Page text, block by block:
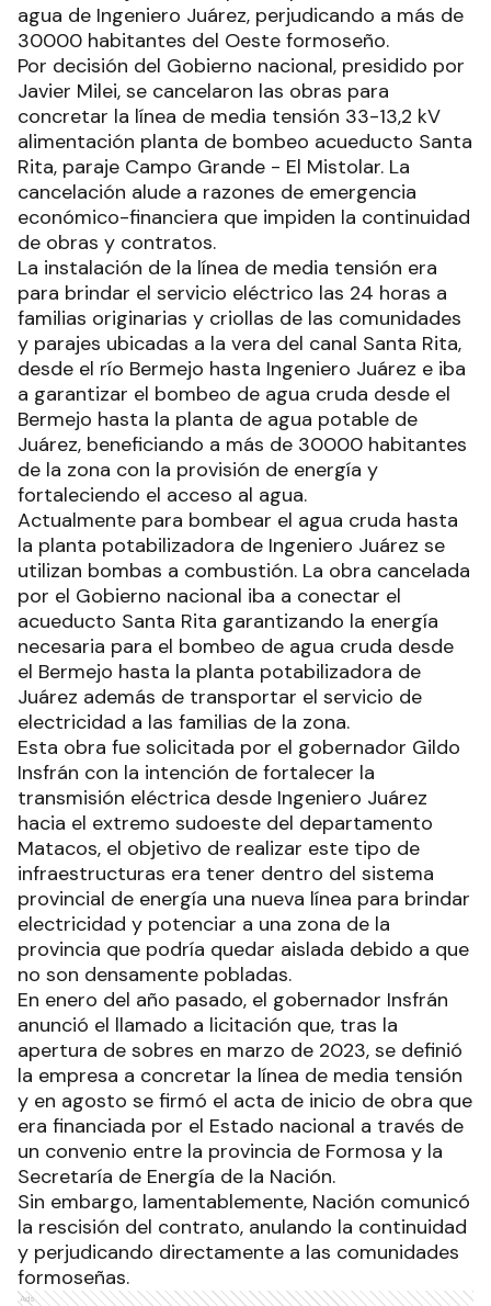
agua de Ingeniero Juárez, perjudicando a más de
30000 habitantes del Oeste formoseño.
Por decisión del Gobierno nacional, presidido por
Javier Milei, se cancelaron las obras para
concretar la línea de media tensión 33-13,2 kV
alimentación planta de bombeo acueducto Santa
Rita, paraje Campo Grande - El Mistolar. La
cancelación alude a razones de emergencia
económico-financiera que impiden la continuidad
de obras y contratos.
La instalación de la línea de media tensión era
para brindar el servicio eléctrico las 24 horas a
familias originarias y criollas de las comunidades
y parajes ubicadas a la vera del canal Santa Rita,
desde el río Bermejo hasta Ingeniero Juárez e iba
a garantizar el bombeo de agua cruda desde el
Bermejo hasta la planta de agua potable de
Juárez, beneficiando a más de 30000 habitantes
de la zona con la provisión de energía y
fortaleciendo el acceso al agua.
Actualmente para bombear el agua cruda hasta
la planta potabilizadora de Ingeniero Juárez se
utilizan bombas a combustión. La obra cancelada
por el Gobierno nacional iba a conectar el
acueducto Santa Rita garantizando la energía
necesaria para el bombeo de agua cruda desde
el Bermejo hasta la planta potabilizadora de
Juárez además de transportar el servicio de
electricidad a las familias de la zona.
Esta obra fue solicitada por el gobernador Gildo
Insfrán con la intención de fortalecer la
transmisión eléctrica desde Ingeniero Juárez
hacia el extremo sudoeste del departamento
Matacos, el objetivo de realizar este tipo de
infraestructuras era tener dentro del sistema
provincial de energía una nueva línea para brindar
electricidad y potenciar a una zona de la
provincia que podría quedar aislada debido a que
no son densamente pobladas.
En enero del año pasado, el gobernador Insfrán
anunció el llamado a licitación que, tras la
apertura de sobres en marzo de 2023, se definió
la empresa a concretar la línea de media tensión
y en agosto se firmó el acta de inicio de obra que
era financiada por el Estado nacional a través de
un convenio entre la provincia de Formosa y la
Secretaría de Energía de la Nación.
Sin embargo, lamentablemente, Nación comunicó
la rescisión del contrato, anulando la continuidad
y perjudicando directamente a las comunidades
formoseñas.
Ads